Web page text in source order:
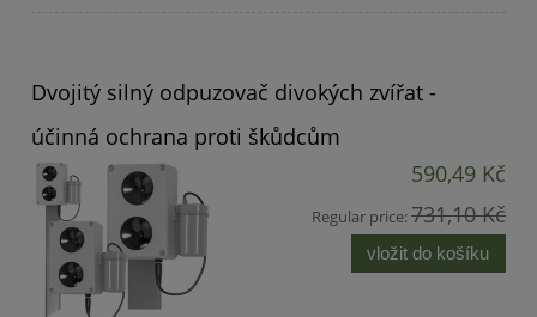
Dvojitý silný odpuzovač divokých zvířat -
účinná ochrana proti škůdcům
590,49 Kč
Regular price:731,10 Kč
vložit do košíku